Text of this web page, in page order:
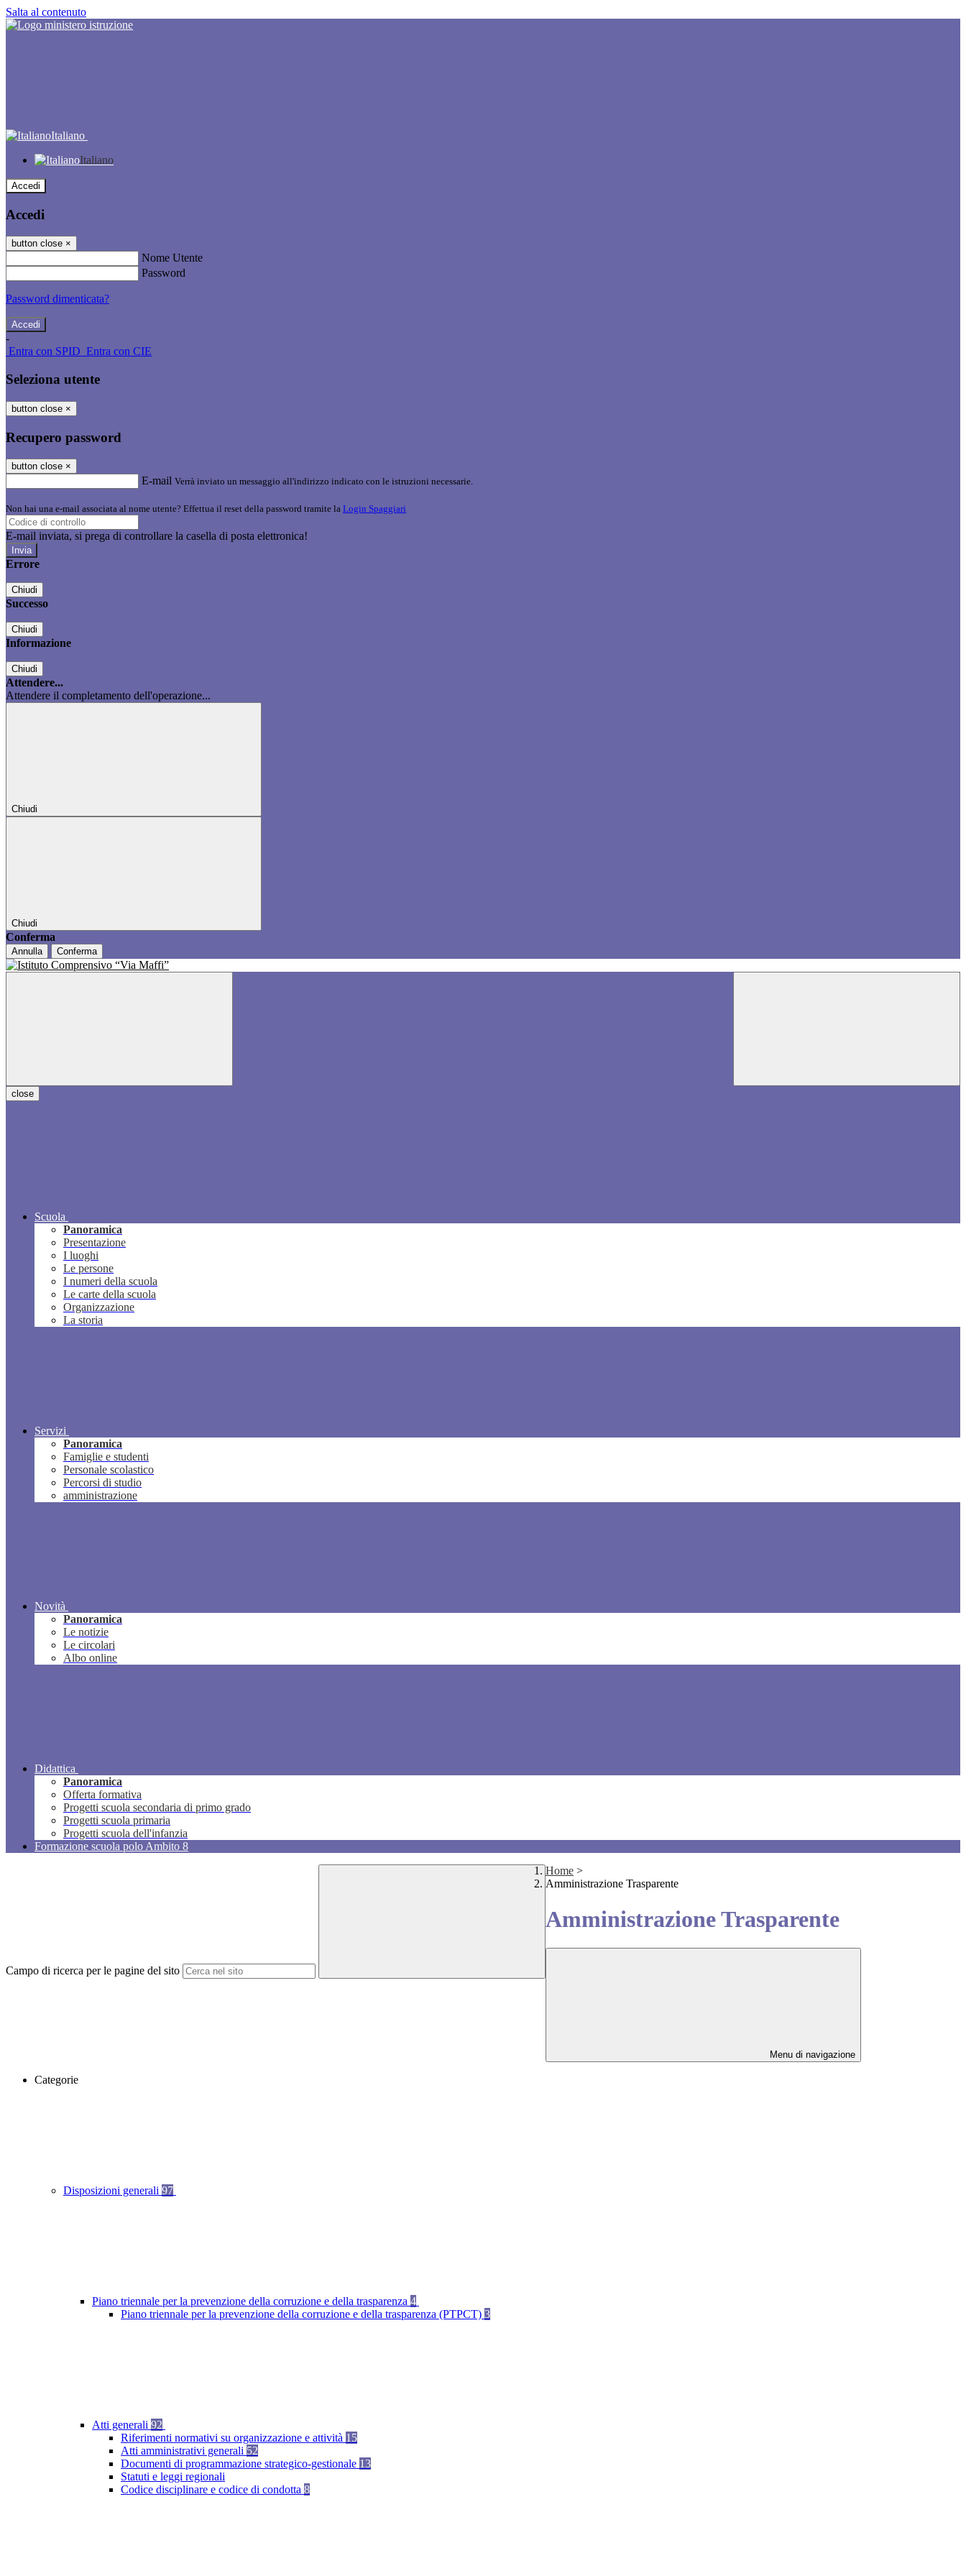
Salta al contenuto
Italiano
Italiano
Accedi
Accedi
button close ×
Nome Utente
Password
Password dimenticata?
-
Entra con SPID Entra con CIE
Seleziona utente
button close ×
Recupero password
button close ×
E-mail Verrà inviato un messaggio all'indirizzo indicato con le istruzioni necessarie.
Non hai una e-mail associata al nome utente? Effettua il reset della password tramite la Login Spaggiari
E-mail inviata, si prega di controllare la casella di posta elettronica!
Errore
Chiudi
Successo
Chiudi
Informazione
Chiudi
Attendere...
Attendere il completamento dell'operazione...
Chiudi
Chiudi
Conferma
Annulla Conferma
close
Scuola
Panoramica
Presentazione
I luoghi
Le persone
I numeri della scuola
Le carte della scuola
Organizzazione
La storia
Servizi
Panoramica
Famiglie e studenti
Personale scolastico
Percorsi di studio
amministrazione
Novità
Panoramica
Le notizie
Le circolari
Albo online
Didattica
Panoramica
Offerta formativa
Progetti scuola secondaria di primo grado
Progetti scuola primaria
Progetti scuola dell'infanzia
Formazione scuola polo Ambito 8
Campo di ricerca per le pagine del sito
Home >
Amministrazione Trasparente
Amministrazione Trasparente
Menu di navigazione
Categorie
Disposizioni generali 97
Piano triennale per la prevenzione della corruzione e della trasparenza 4
Piano triennale per la prevenzione della corruzione e della trasparenza (PTPCT) 3
Atti generali 92
Riferimenti normativi su organizzazione e attività 15
Atti amministrativi generali 52
Documenti di programmazione strategico-gestionale 13
Statuti e leggi regionali
Codice disciplinare e codice di condotta 8